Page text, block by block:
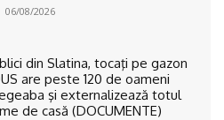
06/08/2026
din Slatina, tocaţi pe gazon
are peste 120 de oameni
şi externalizează totul
de casă (DOCUMENTE)